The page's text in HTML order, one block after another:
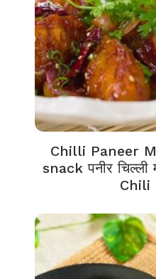
Chilli Paneer
snack पनीर
Chili